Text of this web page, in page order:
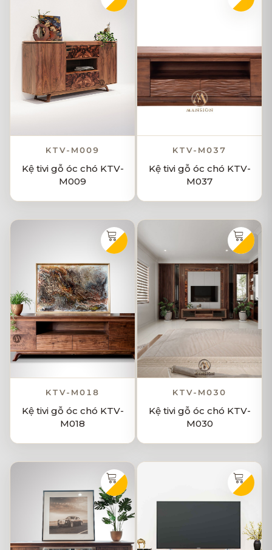
KTV-M009
Kệ tivi gỗ óc chó KTV-
M009
KTV-M037
Kệ tivi gỗ óc chó KTV-
M037
KTV-M018
Kệ tivi gỗ óc chó KTV-
M018
KTV-M030
Kệ tivi gỗ óc chó KTV-
M030